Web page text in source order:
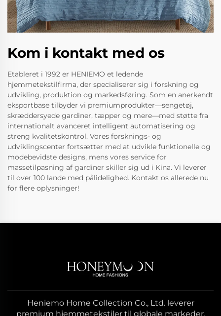
Kom i kontakt med os
Etableret i 1992 er HENIEMO et ledende
hjemmetekstilfirma, der specialiserer sig i forskning og
udvikling, produktion og markedsføring. Som en anerkendt
eksportbase tilbyder vi premiumprodukter—sengetøj,
skræddersyede gardiner, tæpper og mere—med støtte fra
internationalt avanceret intelligent automatisering og
streng kvalitetskontrol. Vores forsknings- og
udviklingscenter fortsætter med at udvikle funktionelle og
modebevidste designs, mens vores service for
massetilpasning af gardiner skiller sig ud i Kina. Vi leverer
til over 100 lande med pålidelighed. Kontakt os allerede nu
for flere oplysninger!
Heniemo Home Collection Co., Ltd. leverer
premium hjemmetekstiler til globale markeder.